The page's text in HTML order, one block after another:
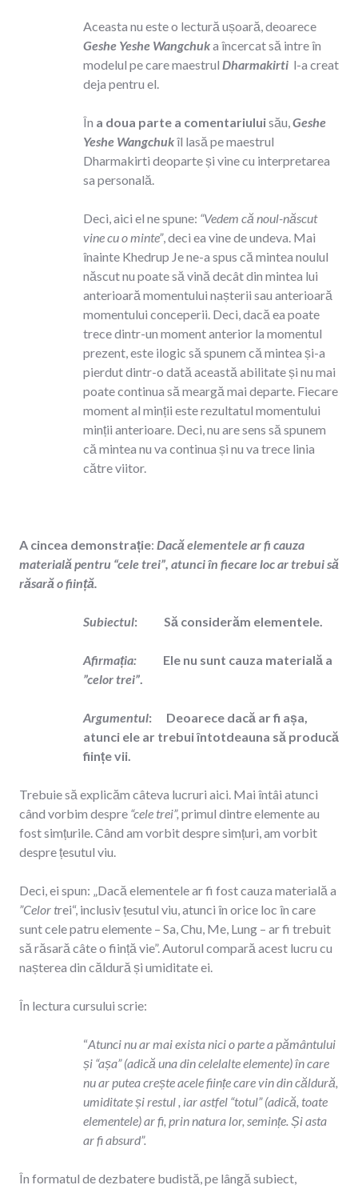
Aceasta nu este o lectură ușoară, deoarece
Geshe Yeshe Wangchuka încercat să intre în
modelul pe care maestrul Dharmakirti l-a creat
deja pentru el.
În a doua parte a comentariuluisău,Geshe
Yeshe Wangchukîl lasă pe maestrul
Dharmakirti deoparte și vine cu interpretarea
sa personală.
Deci, aici el ne spune: “Vedem că noul-născut
vine cu o minte”, deci ea vine de undeva. Mai
înainte Khedrup Je ne-a spus că mintea noulul
născut nu poate să vină decât din mintea lui
anterioară momentului nașterii sau anterioară
momentului conceperii. Deci, dacă ea poate
trece dintr-un moment anterior la momentul
prezent, este ilogic să spunem că mintea și-a
pierdut dintr-o dată această abilitate și nu mai
poate continua să meargă mai departe. Fiecare
moment al minții este rezultatul momentului
minții anterioare. Deci, nu are sens să spunem
că mintea nu va continua și nu va trece linia
către viitor.
A cincea demonstrație: Dacă elementele ar fi cauza
materială pentru “cele trei”, atunci în fiecare loc ar trebui să
răsară o ființă.
Subiectul: Să considerăm elementele.
Afirmația: Ele nu sunt cauza materială a
”celor trei”.
Argumentul: Deoarece dacă ar fi așa,
atunci ele ar trebui întotdeauna să producă
ființe vii.
Trebuie să explicăm câteva lucruri aici. Mai întâi atunci
când vorbim despre “cele trei”, primul dintre elemente au
fost simțurile. Când am vorbit despre simțuri, am vorbit
despre țesutul viu.
Deci, ei spun: „Dacă elementele ar fi fost cauza materială a
”Celor trei“, inclusiv țesutul viu, atunci în orice loc în care
sunt cele patru elemente – Sa, Chu, Me, Lung – ar fi trebuit
să răsară câte o ființă vie”. Autorul compară acest lucru cu
nașterea din căldură și umiditate ei.
În lectura cursului scrie:
“Atunci nu ar mai exista nici o parte a pământului
și “așa” (adică una din celelalte elemente) în care
nu ar putea crește acele ființe care vin din căldură,
umiditate și restul , iar astfel “totul” (adică, toate
elementele) ar fi, prin natura lor, semințe. Și asta
ar fi absurd”.
În formatul de dezbatere budistă, pe lângă subiect,